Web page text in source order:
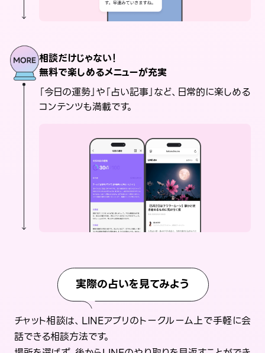
相談だけじゃない！
無料で楽しめるメニューが充実
「今日の運勢」や「占い記事」など、日常的に楽しめる
コンテンツも満載です。
実際の占いを見てみよう
チャット相談は、LINEアプリのトークルーム上で手軽に会
話できる相談方法です。